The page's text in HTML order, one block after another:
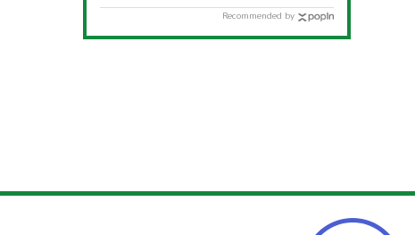
Recommended by